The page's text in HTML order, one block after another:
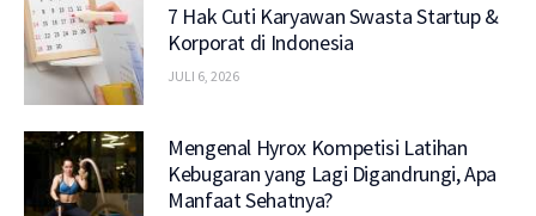
7 Hak Cuti Karyawan Swasta Startup &
Korporat di Indonesia
JULI 6, 2026
Mengenal Hyrox Kompetisi Latihan
Kebugaran yang Lagi Digandrungi, Apa
Manfaat Sehatnya?